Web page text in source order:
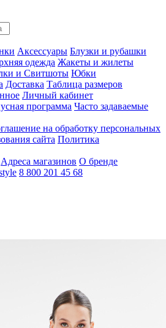
Аксессуары Блузки и рубашки
одежда Жакеты и жилеты
и Свитшоты Юбки
Доставка Таблица размеров
Личный кабинет
программа Часто задаваемые
на обработку персональных
сайта Политика
Адреса магазинов О бренде
8 800 201 45 68